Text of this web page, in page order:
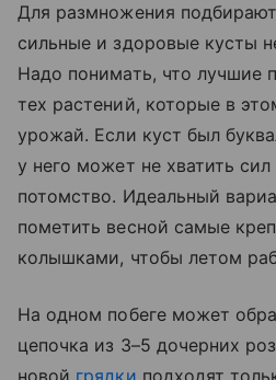
Для размножения
сильные и здоровые кусты
Надо понимать, что лучшие
тех растений, которые в
урожай. Если куст был
у него может не хватить сил
потомство. Идеальный
пометить весной самые
колышками, чтобы летом
На одном побеге может
цепочка из 3–5 дочерних
новой грядки подходят